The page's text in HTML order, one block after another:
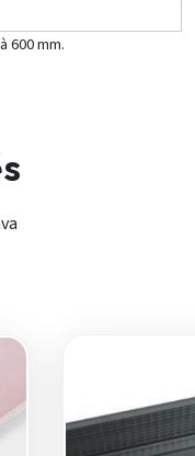
600 mm.